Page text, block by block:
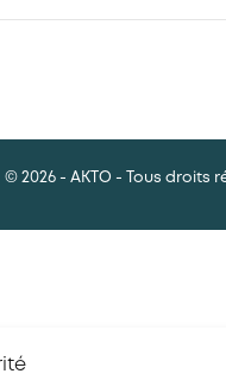
© 2026 - AKTO - Tous droits